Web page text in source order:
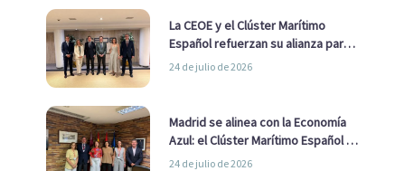
La CEOE y el Clúster Marítimo
Español refuerzan su alianza para
impulsar una estrategia Nacional
24 de julio de 2026
Madrid se alinea con la Economía
Azul: el Clúster Marítimo Español y
la Real Liga Naval avanzan alianzas
24 de julio de 2026